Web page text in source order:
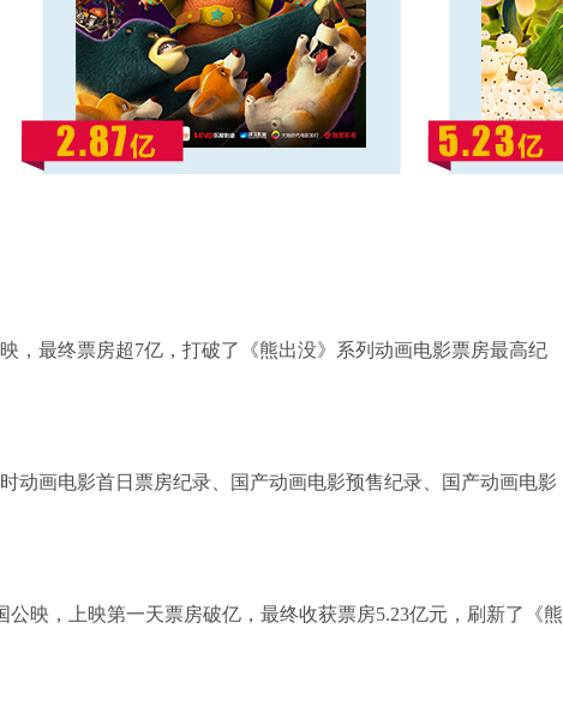
，最终票房超7亿，打破了《熊出没》系列动画电影票房最高纪
动画电影首日票房纪录、国产动画电影预售纪录、国产动画电影
映，上映第一天票房破亿，最终收获票房5.23亿元，刷新了《熊